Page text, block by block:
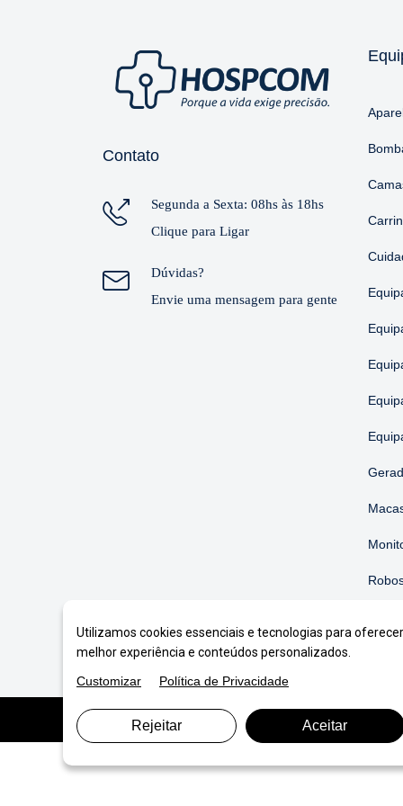
Contato
Segunda a Sexta: 08hs às 18hs
Clique para Ligar
Dúvidas?
Envie uma mensagem para gente
© Copyright 2026. DIVIAMarketing Digital. Todos
Utilizamos cookies essenciais e tecnologias para oferecer
melhor experiência e conteúdos personalizados.
Customizar
Política de Privacidade
Rejeitar Aceitar